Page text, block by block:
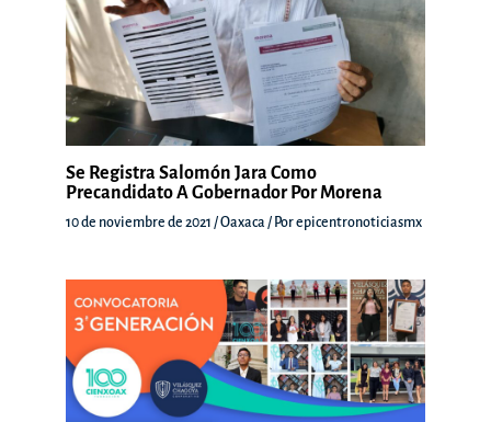
Se Registra Salomón Jara Como
Precandidato A Gobernador Por Morena
10 de noviembre de 2021 /Oaxaca / Porepicentronoticiasmx